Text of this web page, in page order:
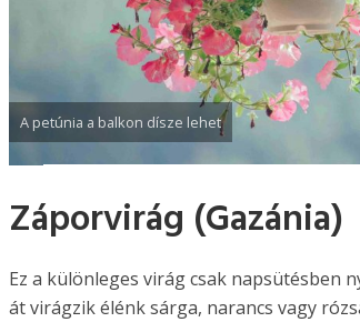
A petúnia a balkon dísze lehet
Záporvirág (Gazánia)
Ez a különleges virág csak napsütésben
át virágzik élénk sárga, narancs vagy